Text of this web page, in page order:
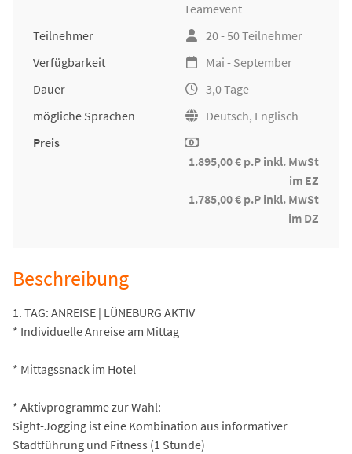
Teamevent
Teilnehmer
20 - 50 Teilnehmer
Verfügbarkeit
Mai - September
Dauer
3,0 Tage
mögliche Sprachen
Deutsch, Englisch
Preis
1.895,00 € p.P inkl. MwSt
im EZ
1.785,00 € p.P inkl. MwSt
im DZ
Beschreibung
1. TAG: ANREISE | LÜNEBURG AKTIV
* Individuelle Anreise am Mittag
* Mittagssnack im Hotel
* Aktivprogramme zur Wahl:
Sight-Jogging ist eine Kombination aus informativer
Stadtführung und Fitness (1 Stunde)